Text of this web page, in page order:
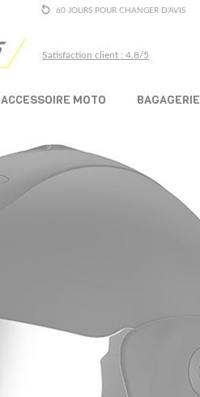
60 JOURS POUR CHANGER D'AVIS
Satisfaction client : 4.8/5
ACCESSOIRE MOTO BAGAGERIE